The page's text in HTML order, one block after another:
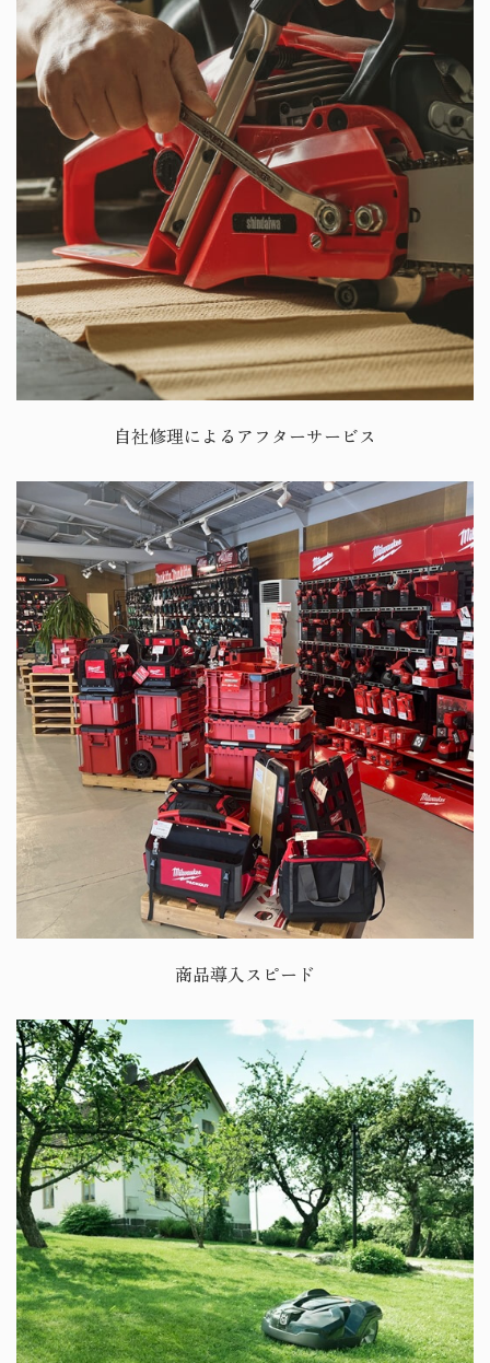
自社修理によるアフターサービス
商品導入スピード